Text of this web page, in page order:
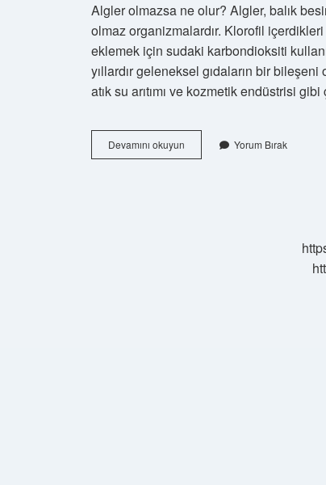
Algler olmazsa ne olur? Algler, balık
olmaz organizmalardır. Klorofil
eklemek için sudaki karbondioksiti
yıllardır geleneksel gıdaların bir
atık su arıtımı ve kozmetik endüstrisi
Devamını okuyun
Önemi
Yorum Bırak